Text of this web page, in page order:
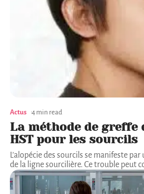
Actus 4 min read
La méthode de greffe
HST pour les sourcils
L’alopécie des sourcils se manifeste
de la ligne sourcilière. Ce trouble peut